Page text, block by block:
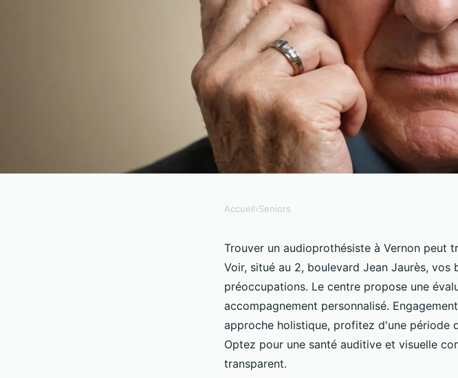
Audioprothésiste à vernon :
services disponibles
Accueil›Seniors
Trouver un audioprothésiste à Vernon peut
Voir, situé au 2, boulevard Jean Jaurès,
préoccupations. Le centre propose une
accompagnement personnalisé.
approche holistique, profitez d'une période
Optez pour une santé auditive et visuelle
transparent.